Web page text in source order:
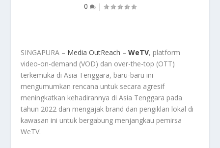
0
|
SINGAPURA – Media OutReach –WeTV, platform
video-on-demand (VOD) dan over-the-top (OTT)
terkemuka di Asia Tenggara, baru-baru ini
mengumumkan rencana untuk secara agresif
meningkatkan kehadirannya di Asia Tenggara pada
tahun 2022 dan mengajak brand dan pengiklan lokal di
kawasan ini untuk bergabung menjangkau pemirsa
WeTV.